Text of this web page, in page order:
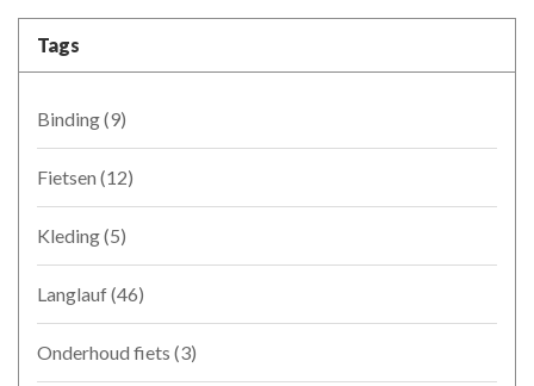
Tags
Binding(9)
Fietsen (12)
Kleding(5)
Langlauf(46)
Onderhoud fiets (3)